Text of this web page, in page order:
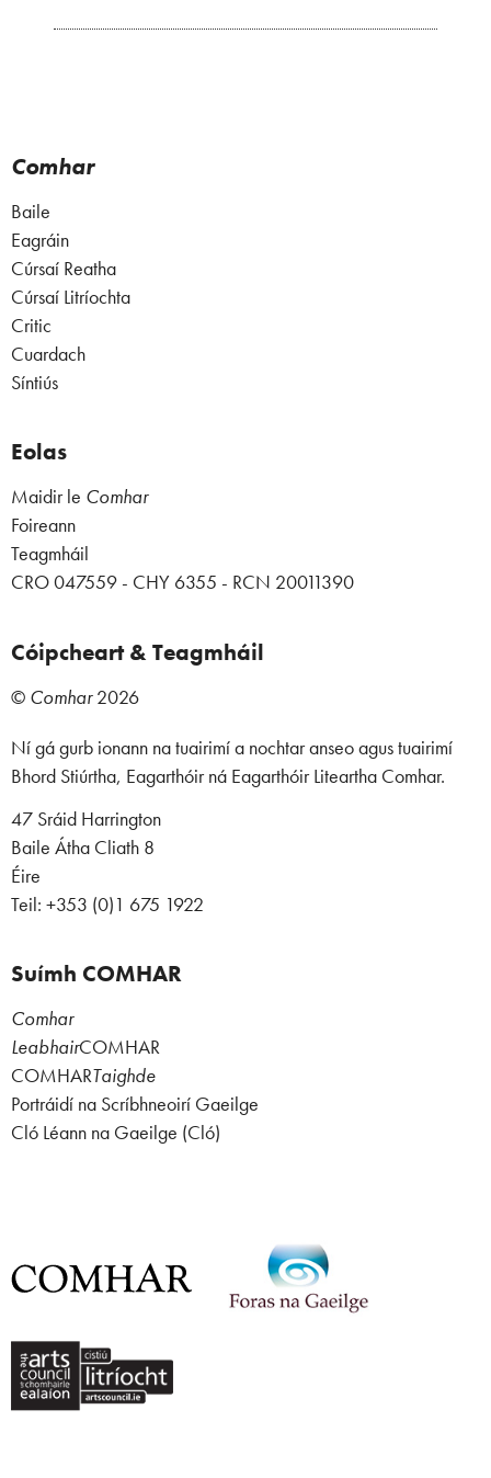
Comhar
Baile
Eagráin
Cúrsaí Reatha
Cúrsaí Litríochta
Critic
Cuardach
Síntiús
Eolas
Maidir le Comhar
Foireann
Teagmháil
CRO 047559 - CHY 6355 - RCN 20011390
Cóipcheart & Teagmháil
© Comhar2026
Ní gá gurb ionann na tuairimí a nochtar anseo agus tuairimí
Bhord Stiúrtha, Eagarthóir ná Eagarthóir Liteartha Comhar.
47 Sráid Harrington
Baile Átha Cliath 8
Éire
Teil: +353 (0)1 675 1922
Suímh COMHAR
Comhar
LeabhairCOMHAR
COMHARTaighde
Portráidí na Scríbhneoirí Gaeilge
Cló Léann na Gaeilge (Cló)